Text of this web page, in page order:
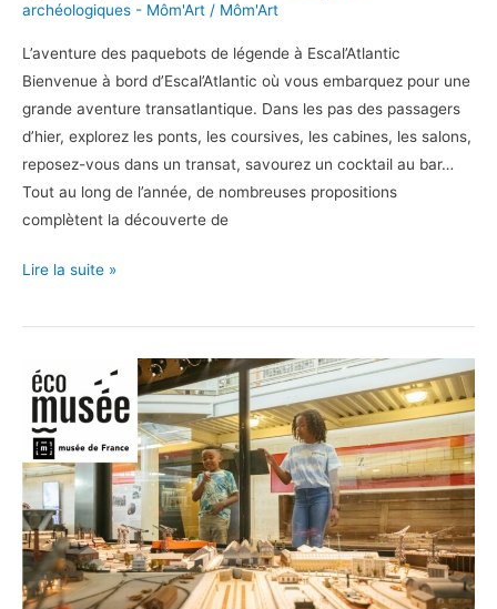
archéologiques - Môm'Art / Môm'Art
L’aventure des paquebots de légende à Escal’Atlantic
Bienvenue à bord d’Escal’Atlantic où vous embarquez pour une
grande aventure transatlantique. Dans les pas des passagers
d’hier, explorez les ponts, les coursives, les cabines, les salons,
reposez-vous dans un transat, savourez un cocktail au bar…
Tout au long de l’année, de nombreuses propositions
complètent la découverte de
En
à
le
musée
des
paquebots
à
Saint-
Nazaire
Lire la suite »